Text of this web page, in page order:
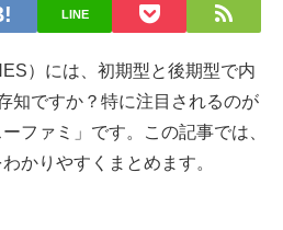
LINE
）には、初期型と後期型で内
知ですか？特に注目されるのが
ファミ」です。この記事では、
かりやすくまとめます。